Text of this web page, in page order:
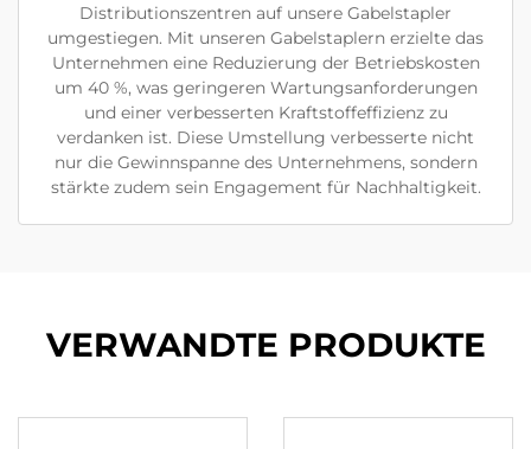
Distributionszentren auf unsere Gabelstapler
umgestiegen. Mit unseren Gabelstaplern erzielte das
Unternehmen eine Reduzierung der Betriebskosten
um 40 %, was geringeren Wartungsanforderungen
und einer verbesserten Kraftstoffeffizienz zu
verdanken ist. Diese Umstellung verbesserte nicht
nur die Gewinnspanne des Unternehmens, sondern
stärkte zudem sein Engagement für Nachhaltigkeit.
VERWANDTE PRODUKTE